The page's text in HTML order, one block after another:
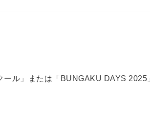
ル」または「BUNGAKU DAYS 2025